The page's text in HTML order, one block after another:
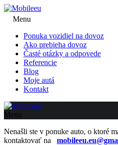
Menu
Ponuka vozidiel na dovoz
Ako prebieha dovoz
Časté otázky a odpovede
Referencie
Blog
Moje autá
Kontakt
Menu
Nenašli ste v ponuke auto, o ktoré
kontaktovať na